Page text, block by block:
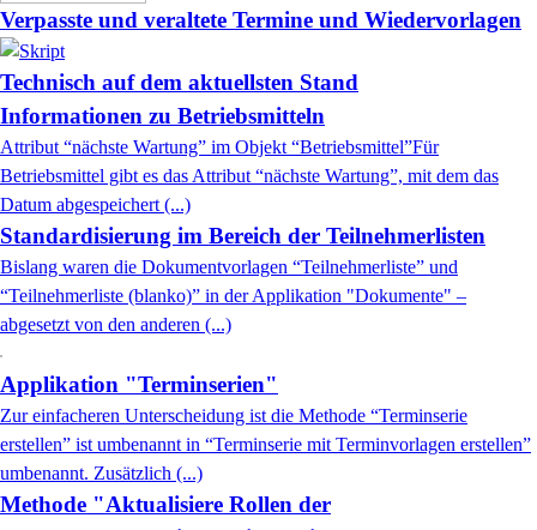
Verpasste und veraltete Termine und Wiedervorlagen
Technisch auf dem aktuellsten Stand
Informationen zu Betriebsmitteln
Attribut “nächste Wartung” im Objekt “Betriebsmittel”Für
Betriebsmittel gibt es das Attribut “nächste Wartung”, mit dem das
Datum abgespeichert (...)
Standardisierung im Bereich der Teilnehmerlisten
Bislang waren die Dokumentvorlagen “Teilnehmerliste” und
“Teilnehmerliste (blanko)” in der Applikation "Dokumente" –
abgesetzt von den anderen (...)
Applikation "Terminserien"
Zur einfacheren Unterscheidung ist die Methode “Terminserie
erstellen” ist umbenannt in “Terminserie mit Terminvorlagen erstellen”
umbenannt. Zusätzlich (...)
Methode "Aktualisiere Rollen der